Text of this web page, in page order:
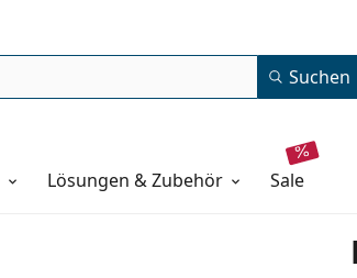
Suchen
Lösungen & Zubehör sale